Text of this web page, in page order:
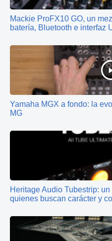
Mackie ProFX10 GO, un
batería, Bluetooth e interfaz
Yamaha MGX a fondo: la
MG
Heritage Audio Tubestrip:
quienes buscan carácter y